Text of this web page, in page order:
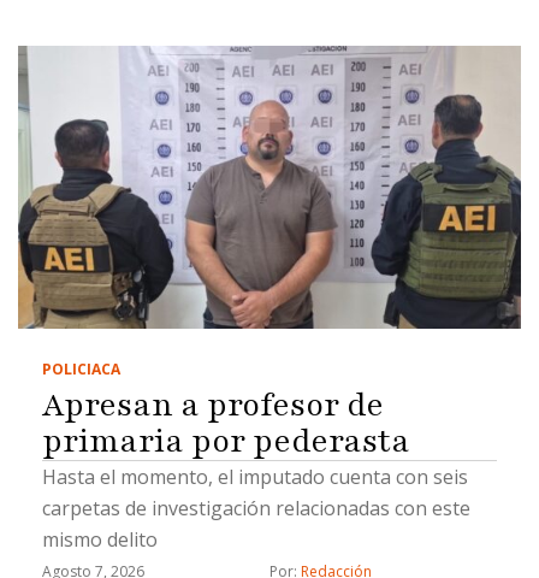
POLICIACA
Apresan a profesor de
primaria por pederasta
Hasta el momento, el imputado cuenta con seis
carpetas de investigación relacionadas con este
mismo delito
Agosto 7, 2026 Por: Redacción